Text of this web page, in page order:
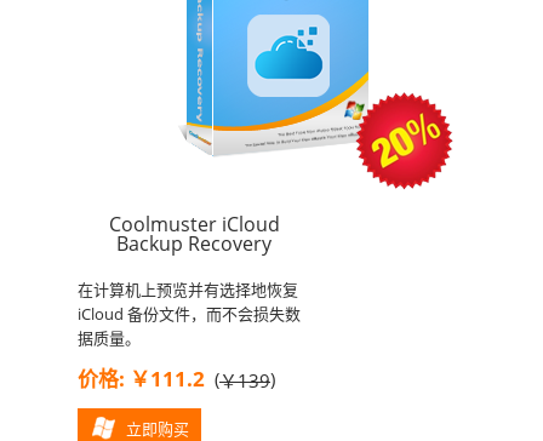
Coolmuster iCloud
Backup Recovery
在计算机上预览并有选择地恢复
iCloud 备份文件，而不会损失数
据质量。
价格: ￥111.2 (￥139)
立即购买